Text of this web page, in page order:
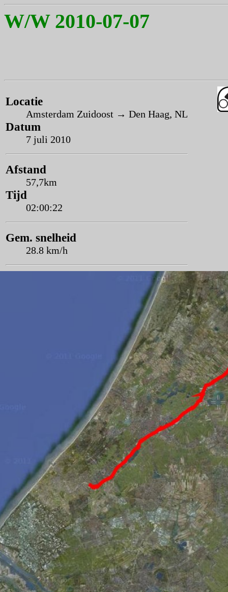
W/W 2010-07-07
Locatie
Amsterdam Zuidoost → Den Haag, NL
Datum
7 juli 2010
Afstand
57,7km
Tijd
02:00:22
Gem. snelheid
28.8 km/h